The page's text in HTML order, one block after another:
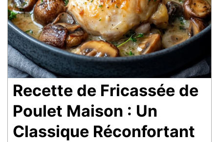
Recette de Fricassée de
Poulet Maison : Un
Classique Réconfortant